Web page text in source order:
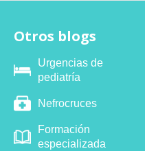
Otros blogs
Urgencias de
pediatría
Nefrocruces
Formación
especializada